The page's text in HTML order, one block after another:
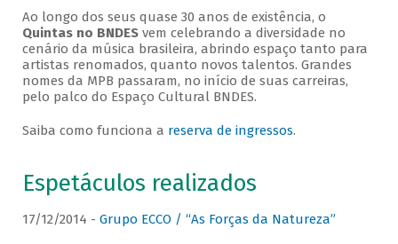
Ao longo dos seus quase 30 anos de existência, o
Quintas no BNDESvem celebrando a diversidade no
cenário da música brasileira, abrindo espaço tanto para
artistas renomados, quanto novos talentos. Grandes
nomes da MPB passaram, no início de suas carreiras,
pelo palco do Espaço Cultural BNDES.
Saiba como funciona a reserva de ingressos.
Espetáculos realizados
17/12/2014 - Grupo ECCO / “As Forças da Natureza”